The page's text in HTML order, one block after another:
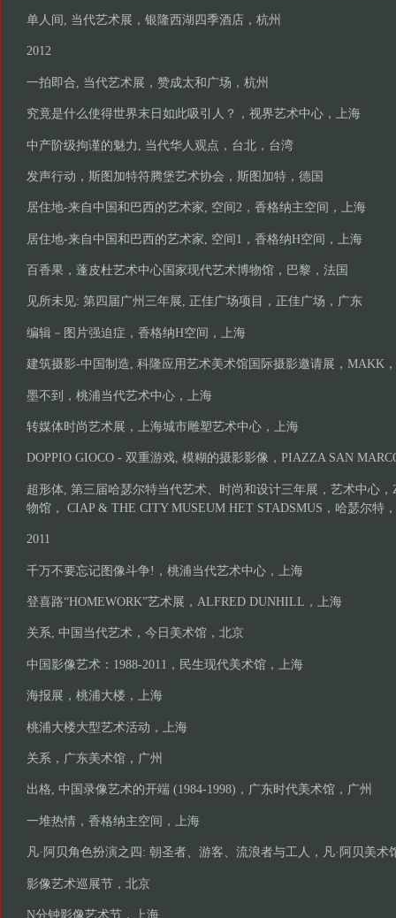
单人间, 当代艺术展，银隆西湖四季酒店，杭州
2012
一拍即合, 当代艺术展，赞成太和广场，杭州
究竟是什么使得世界末日如此吸引人？，视界艺术中心，上海
中产阶级拘谨的魅力, 当代华人观点，台北，台湾
发声行动，斯图加特符腾堡艺术协会，斯图加特，德国
居住地-来自中国和巴西的艺术家, 空间2，香格纳主空间，上海
居住地-来自中国和巴西的艺术家, 空间1，香格纳H空间，上海
百香果，蓬皮杜艺术中心国家现代艺术博物馆，巴黎，法国
见所未见: 第四届广州三年展, 正佳广场项目，正佳广场，广东
编辑－图片强迫症，香格纳H空间，上海
建筑摄影-中国制造, 科隆应用艺术美术馆国际摄影邀请展，MAKK
墨不到，桃浦当代艺术中心，上海
转媒体时尚艺术展，上海城市雕塑艺术中心，上海
DOPPIO GIOCO - 双重游戏, 模糊的摄影影像，PIAZZA SAN
超形体, 第三届哈瑟尔特当代艺术、时尚和设计三年展，艺术中心
物馆， CIAP & THE CITY MUSEUM HET STADSMUS，哈瑟尔特
2011
千万不要忘记图像斗争!，桃浦当代艺术中心，上海
登喜路“HOMEWORK”艺术展，ALFRED DUNHILL，上海
关系, 中国当代艺术，今日美术馆，北京
中国影像艺术：1988-2011，民生现代美术馆，上海
海报展，桃浦大楼，上海
桃浦大楼大型艺术活动，上海
关系，广东美术馆，广州
出格, 中国录像艺术的开端 (1984-1998)，广东时代美术馆，广州
一堆热情，香格纳主空间，上海
凡·阿贝角色扮演之四: 朝圣者、游客、流浪者与工人，凡·阿贝美术
影像艺术巡展节，北京
N分钟影像艺术节，上海